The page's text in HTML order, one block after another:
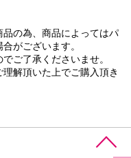
の為、商品によってはパ
がございます。
ご了承くださいませ。
解頂いた上でご購入頂き